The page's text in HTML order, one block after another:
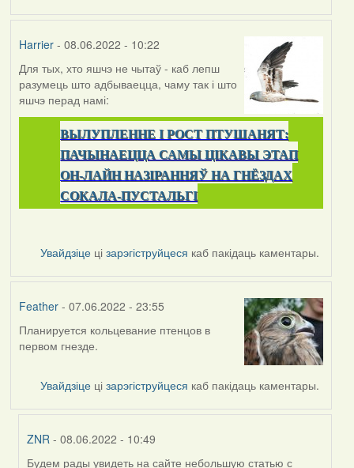
Harrier- 08.06.2022 - 10:22
Для тых, хто яшчэ не чытаў - каб лепш
разумець што адбываецца, чаму так і што
яшчэ перад намі:
ВЫЛУПЛЕННЕ I РОСТ ПТУШАНЯТ:
ПАЧЫНАЕЦЦА САМЫ ЦІКАВЫ ЭТАП
ОН-ЛАЙН НАЗІРАННЯЎ НА ГНЁЗДАХ
СОКАЛА-ПУСТАЛЬГІ
Увайдзіце цізарэгіструйцеся каб пакідаць каментары.
Feather- 07.06.2022 - 23:55
Планируется кольцевание птенцов в
первом гнезде.
Увайдзіце цізарэгіструйцеся каб пакідаць каментары.
ZNR - 08.06.2022 - 10:49
Будем рады увидеть на сайте небольшую статью с